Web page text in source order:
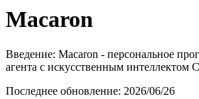
Macaron
Введение: Macaron - персональное
агентa с искусственным интеллектом
Последнее обновление: 2026/06/26